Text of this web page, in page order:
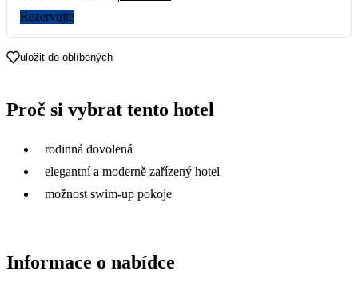
17 18
42 889
19 20 21 22 23
Rezervujte
uložit do oblíbených
Proč si vybrat tento hotel
rodinná dovolená
elegantní a moderně zařízený hotel
možnost swim-up pokoje
Informace o nabídce